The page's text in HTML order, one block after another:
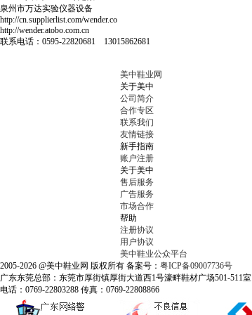
泉州市万达实验仪器设备
http://cn.supplierlist.com/wender.co
http://wender.atobo.com.cn
联系电话：0595-22820681 13015862681
美中鞋业网
关于美中
公司简介
合作专区
联系我们
友情链接
新手指南
账户注册
关于美中
售后服务
广告服务
市场合作
帮助
注册协议
用户协议
美中鞋业公众平台
2005-2026 @美中鞋业网 版权所有 备案号： 粤ICP备09007736号
广东东莞总部：东莞市厚街镇厚街大道西1号濠畔鞋材广场501-511室
电话：0769-22803288 传真：0769-22808866